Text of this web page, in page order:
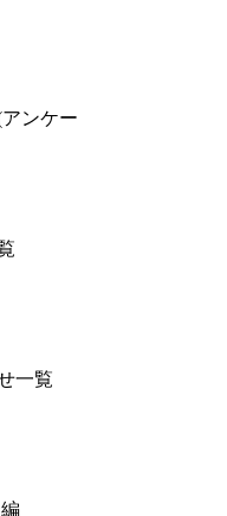
ンケー
一覧